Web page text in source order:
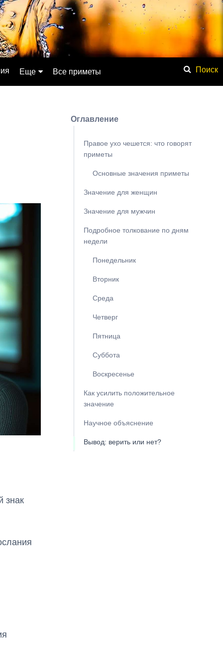
Еще
Физические явления
Сонник
Все приметы
знак
Оглавление
Правое ухо чешется: что говорят
приметы
Основные значения приметы
Значение для женщин
Значение для мужчин
Подробное толкование по дням
недели
Понедельник
Вторник
Среда
Четверг
Пятница
Суббота
Воскресенье
Как усилить положительное
значение
Научное объяснение
Вывод: верить или нет?